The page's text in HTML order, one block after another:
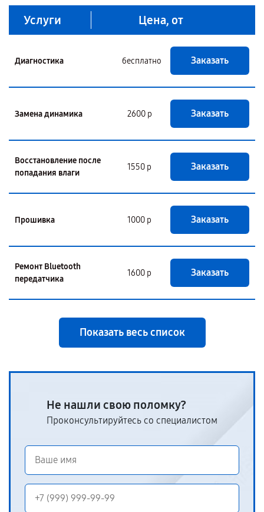
Услуги Цена, от
Диагностика бесплатно Заказать
Замена динамика 2600 р Заказать
Восстановление после
попадания влаги
1550 р Заказать
Прошивка 1000 р Заказать
Ремонт Bluetooth
передатчика
1600 р Заказать
Показать весь список
Не нашли свою поломку?
Проконсультируйтесь со специалистом